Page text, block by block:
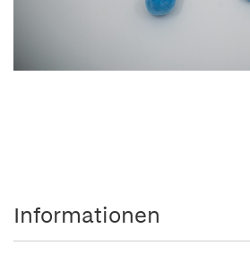
Informationen